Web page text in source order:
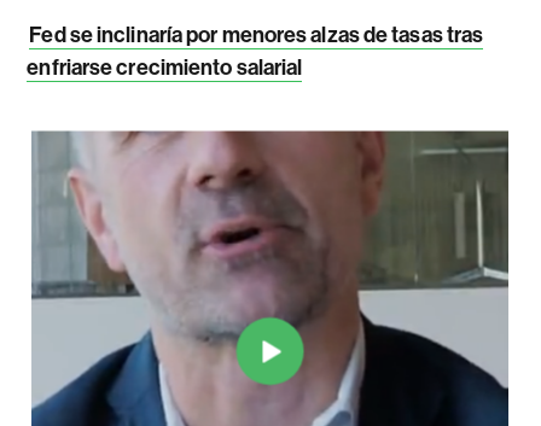
Fed se inclinaría por menores alzas de tasas tras
enfriarse crecimiento salarial